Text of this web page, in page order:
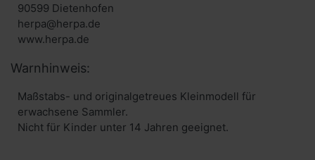
90599 Dietenhofen
herpa@herpa.de
www.herpa.de
Warnhinweis:
Maßstabs- und originalgetreues Kleinmodell für
erwachsene Sammler.
Nicht für Kinder unter 14 Jahren geeignet.